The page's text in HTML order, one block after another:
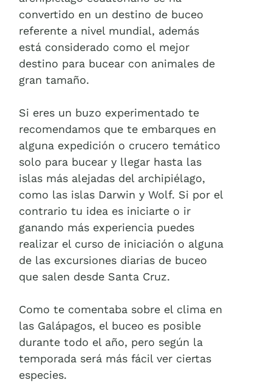
convertido en un destino de buceo
referente a nivel mundial, además
está considerado como el mejor
destino para bucear con animales de
gran tamaño.
Si eres un buzo experimentado te
recomendamos que te embarques en
alguna expedición o crucero temático
solo para bucear y llegar hasta las
islas más alejadas del archipiélago,
como las islas Darwin y Wolf. Si por el
contrario tu idea es iniciarte o ir
ganando más experiencia puedes
realizar el curso de iniciación o alguna
de las excursiones diarias de buceo
que salen desde Santa Cruz.
Como te comentaba sobre el clima en
las Galápagos, el buceo es posible
durante todo el año, pero según la
temporada será más fácil ver ciertas
especies.